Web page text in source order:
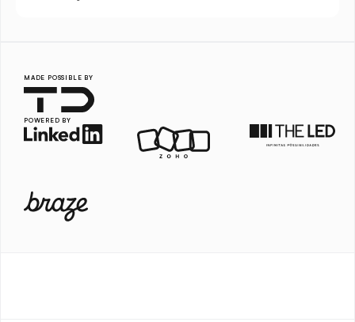
MADE POSSIBLE BY
POWERED BY